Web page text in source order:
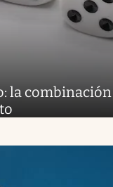
la combinación